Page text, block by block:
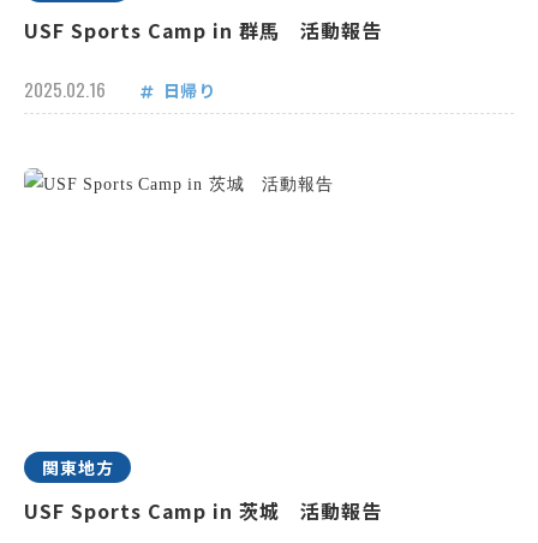
USF Sports Camp in 群馬 活動報告
2025.02.16 日帰り
関東地方
USF Sports Camp in 茨城 活動報告